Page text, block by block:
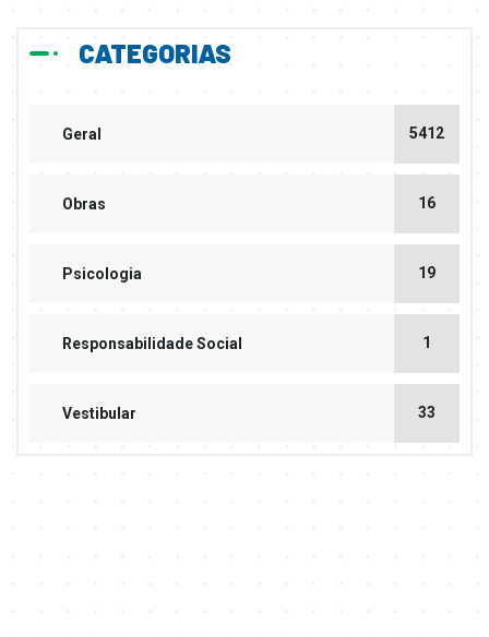
CATEGORIAS
Geral 5412
Obras 16
Psicologia 19
Responsabilidade Social 1
Vestibular 33